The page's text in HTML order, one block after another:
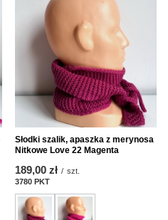
Słodki szalik, apaszka z merynosa
Nitkowe Love 22 Magenta
189,00 zł / szt.
3780 PKT